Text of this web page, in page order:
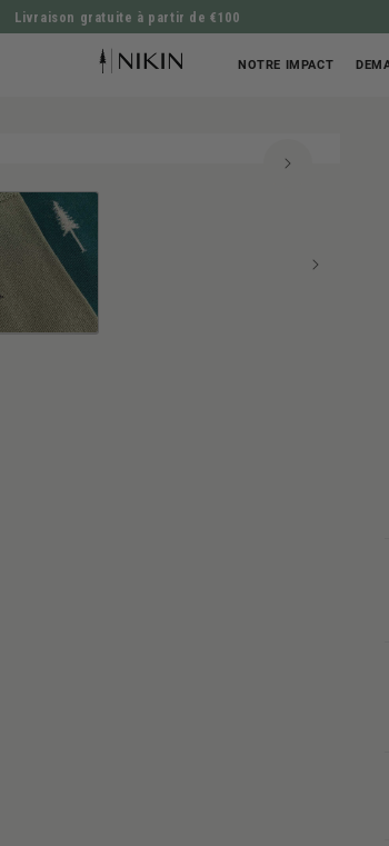
DIRECTEMENT AU CONTENU
Livraison gratuite à partir de €100
NOTRE IMPACT
PRODUIT